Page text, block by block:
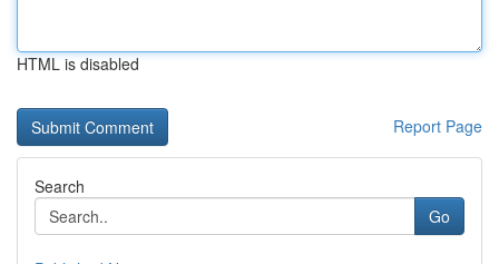
HTML is disabled
Report Page
Search
Go